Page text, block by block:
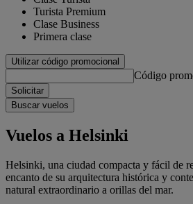
Turista Premium
Clase Business
Primera clase
Utilizar código promocional
Código
Solicitar
Buscar vuelos
Vuelos a Helsinki
Helsinki, una ciudad compacta y fácil de
encanto de su arquitectura histórica y
natural extraordinario a orillas del mar.